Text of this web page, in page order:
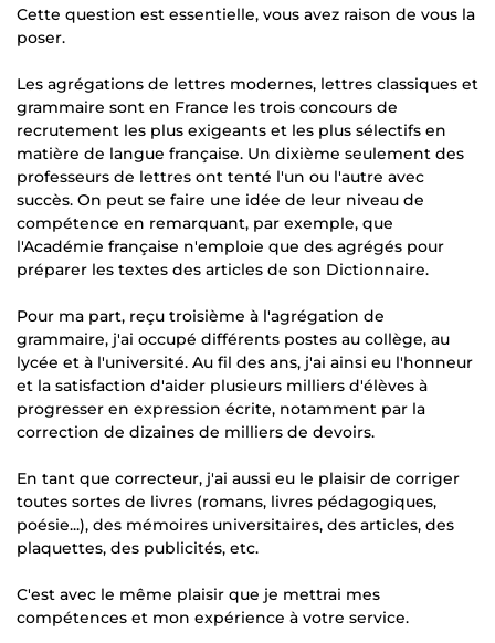
Cette question est essentielle, vous avez raison de vous la
poser.
Les agrégations de lettres modernes, lettres classiques et
grammaire sont en France les trois concours de
recrutement les plus exigeants et les plus sélectifs en
matière de langue française. Un dixième seulement des
professeurs de lettres ont tenté l'un ou l'autre avec
succès. On peut se faire une idée de leur niveau de
compétence en remarquant, par exemple, que
l'Académie française n'emploie que des agrégés pour
préparer les textes des articles de son Dictionnaire.
Pour ma part, reçu troisième à l'agrégation de
grammaire, j'ai occupé différents postes au collège, au
lycée et à l'université. Au fil des ans, j'ai ainsi eu l'honneur
et la satisfaction d'aider plusieurs milliers d'élèves à
progresser en expression écrite, notamment par la
correction de dizaines de milliers de devoirs.
En tant que correcteur, j'ai aussi eu le plaisir de corriger
toutes sortes de livres (romans, livres pédagogiques,
poésie...), des mémoires universitaires, des articles, des
plaquettes, des publicités, etc.
C'est avec le même plaisir que je mettrai mes
compétences et mon expérience à votre service.